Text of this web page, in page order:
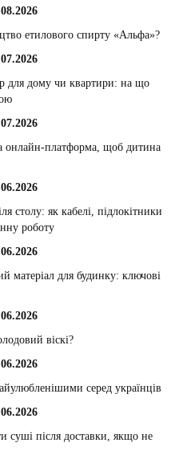
етилового спирту «Альфа»?
для дому чи квартири: на що
онлайн-платформа, щоб дитина
столу: як кабелі, підлокітники
роботу
матеріал для будинку: ключові
віскі?
серед українців
суші після доставки, якщо не